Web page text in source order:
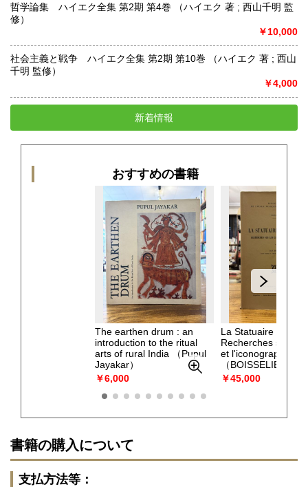
哲学論集 ハイエク全集 第2期 第4巻 （ハイエク 著 ; 西山千明 監
修）
￥10,000
社会主義と戦争 ハイエク全集 第2期 第10巻 （ハイエク 著 ; 西山
千明 監修）
￥4,000
新着情報
おすすめの書籍
The earthen drum : an
introduction to the ritual
arts of rural India
（Pupul
Jayakar）
￥6,000
La Statuaire du
Recherches sur les
et l'iconographie.
（BOISSELIER,
￥45,000
書籍の購入について
支払方法等：